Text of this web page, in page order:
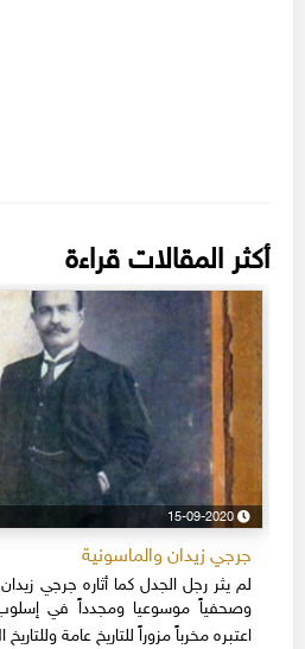
أكثر المقالات قراءة
15-09-2020
جرجي زيدان والماسونية
لم يثر رجل الجدل كما أثاره جرجي
وصحفياً موسوعيا ومجدداً في إسلوب
اعتبره مخرباً مزوراً للتاريخ عامة